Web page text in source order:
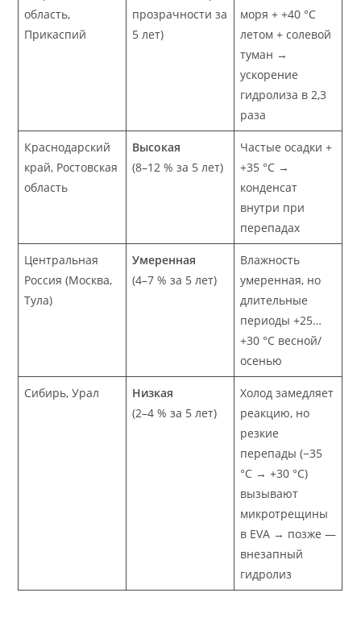
область,
Прикаспий
прозрачности за
5 лет)
моря + +40 °C
летом + солевой
туман →
ускорение
гидролиза в 2,3
раза
Краснодарский
край, Ростовская
область
Высокая
(8–12 % за 5 лет)
Частые осадки +
+35 °C →
конденсат
внутри при
перепадах
Центральная
Россия (Москва,
Тула)
Умеренная
(4–7 % за 5 лет)
Влажность
умеренная, но
длительные
периоды +25…
+30 °C весной/
осенью
Сибирь, Урал
Низкая
(2–4 % за 5 лет)
Холод замедляет
реакцию, но
резкие
перепады (−35
°C → +30 °C)
вызывают
микротрещины
в EVA → позже —
внезапный
гидролиз